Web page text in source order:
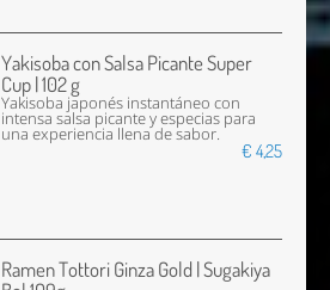
Yakisoba con Salsa Picante Super
Cup | 102 g
Yakisoba japonés instantáneo con
intensa salsa picante y especias para
una experiencia llena de sabor.
€ 4,25
Ramen Tottori Ginza Gold | Sugakiya